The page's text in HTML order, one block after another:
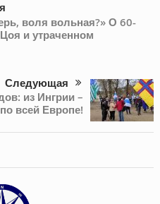
воля вольная?» О 60-
и утраченном
Следующая
из Ингрии –
по всей Европе!